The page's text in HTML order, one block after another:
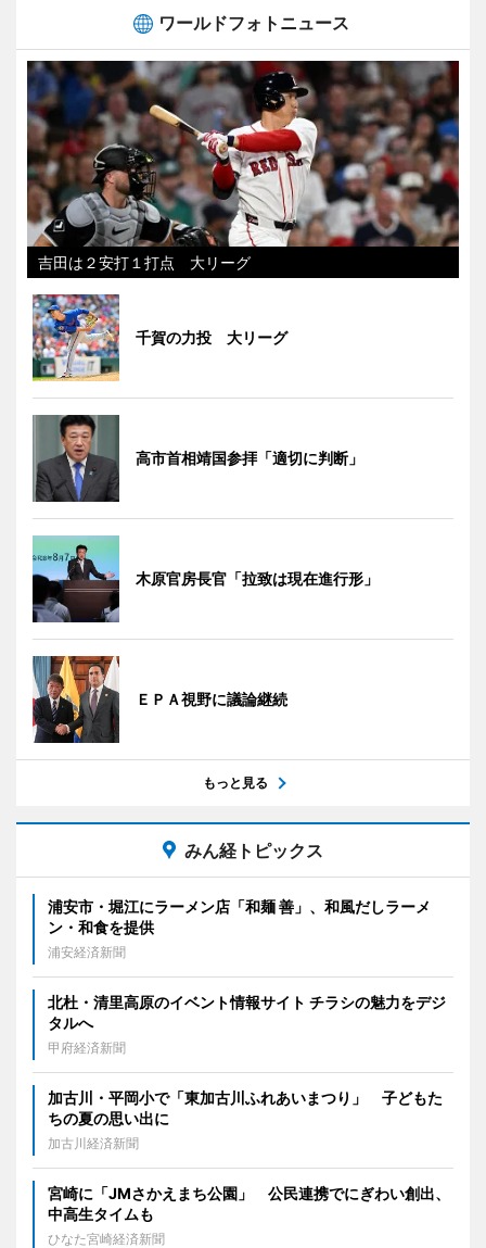
ワールドフォトニュース
吉田は２安打１打点 大リーグ
千賀の力投 大リーグ
高市首相靖国参拝「適切に判断」
木原官房長官「拉致は現在進行形」
ＥＰＡ視野に議論継続
もっと見る
みん経トピックス
浦安市・堀江にラーメン店「和麺 善」、和風だしラーメ
ン・和食を提供
浦安経済新聞
北杜・清里高原のイベント情報サイト チラシの魅力をデジ
タルへ
甲府経済新聞
加古川・平岡小で「東加古川ふれあいまつり」 子どもた
ちの夏の思い出に
加古川経済新聞
宮崎に「JMさかえまち公園」 公民連携でにぎわい創出、
中高生タイムも
ひなた宮崎経済新聞